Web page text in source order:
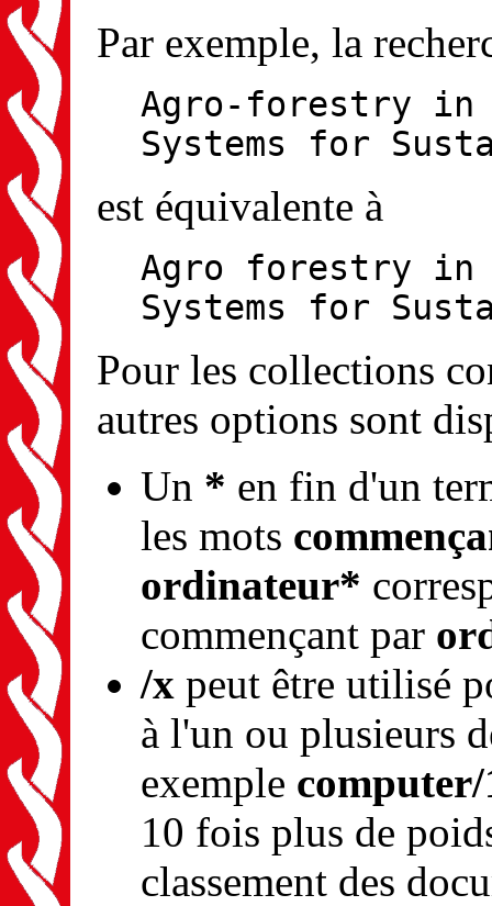
Par exemple, la
Agro-forestry
Systems for
est équivalente à
Agro forestry
Systems for
Pour les collections
autres options sont
Un * en fin d'un
les mots
ordinateur*
commençant par
/x peut être utilisé
à l'un ou plusieurs
exemple computer/
10 fois plus de
classement des